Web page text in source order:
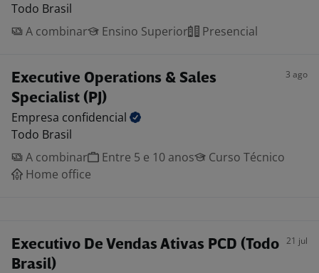
Todo Brasil
A combinar
Ensino Superior Presencial
Executive Operations & Sales
Specialist (PJ)
3 ago
Empresa confidencial
Todo Brasil
A combinar
Entre 5 e 10 anos
Curso Técnico
Home office
Executivo De Vendas Ativas PCD (Todo
Brasil)
21 jul